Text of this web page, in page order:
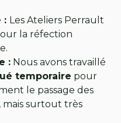
: Les Ateliers Perrault
la réfection
: Nous avons travaillé
temporaire pour
le passage des
mais surtout très
Ateliers Perrault
, le
notre assureur
conforme aux
de sécurité.
votre déception.
juste au moment
épreuve pour